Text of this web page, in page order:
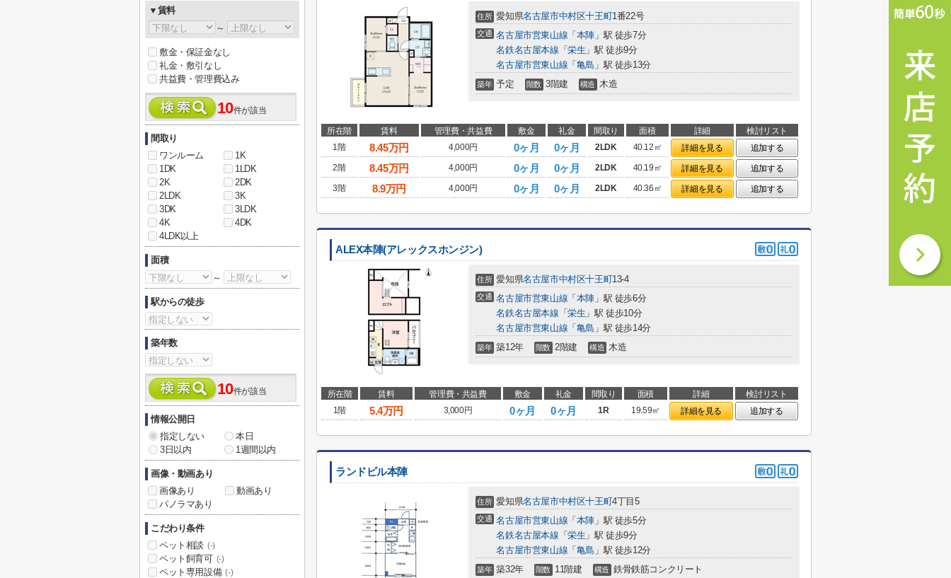
住所 愛知県名古屋市中村区十王町1番22号
交通 名古屋市営東山線 「 本陣 」駅 徒歩7分
名鉄名古屋本線 「栄生 」駅 徒歩9分
名古屋市営東山線 「 亀島 」駅 徒歩13分
築年 予定 階数 3階建 構造 木造
所在階 賃料 管理費・共益費 敷金 礼金 間取り 面積 詳細
検討リスト
1階
8.45万円 4,000円 0ヶ月 0ヶ月 2LDK 40.12㎡ 詳細を見る
追加する
2階
8.45万円 4,000円 0ヶ月 0ヶ月 2LDK 40.19㎡ 詳細を見る
追加する
3階
8.9万円 4,000円 0ヶ月 0ヶ月 2LDK 40.36㎡ 詳細を見る 追加する
ALEX本陣(アレックスホンジン)
住所 愛知県名古屋市中村区十王町13-4
交通 名古屋市営東山線 「 本陣 」駅 徒歩6分
名鉄名古屋本線 「栄生 」駅 徒歩10分
名古屋市営東山線 「 亀島 」駅 徒歩14分
築年 築12年 階数 2階建 構造 木造
所在階 賃料 管理費・共益費 敷金 礼金 間取り 面積 詳細
検討リスト
1階
5.4万円 3,000円 0ヶ月 0ヶ月 1R 19.59㎡ 詳細を見る 追加する
ランドビル本陣
住所 愛知県名古屋市中村区十王町4丁目5
交通 名古屋市営東山線 「 本陣 」駅 徒歩5分
名鉄名古屋本線 「栄生 」駅 徒歩9分
名古屋市営東山線 「 亀島 」駅 徒歩12分
築年 築32年 階数 11階建 構造 鉄骨鉄筋コンクリート
▼賃料
～
敷金・保証金なし
礼金・敷引なし
共益費・管理費込み
10件が該当
間取り
ワンルーム
1K
1DK
1LDK
2K
2DK
2LDK
3K
3DK
3LDK
4K
4DK
4LDK以上
面積
～
駅からの徒歩
築年数
10件が該当
情報公開日
指定しない
本日
3日以内
1週間以内
画像・動画あり
画像あり
動画あり
パノラマあり
こだわり条件
ペット相談 (-)
ペット飼育可 (-)
ペット専用設備 (-)